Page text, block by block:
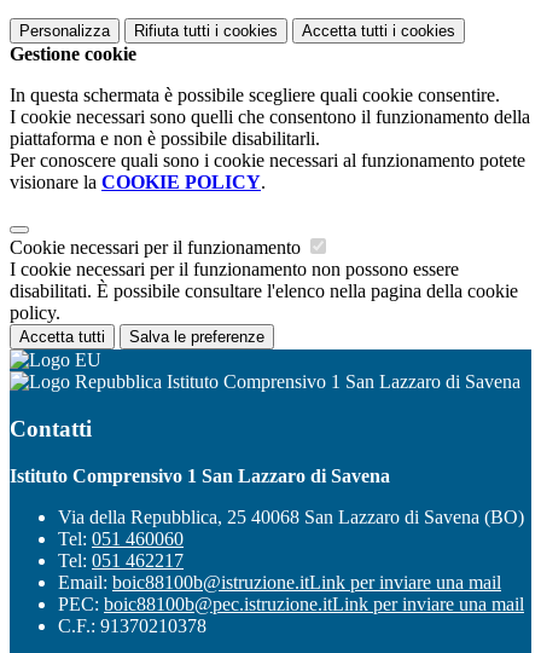
Personalizza Rifiuta tutti i cookies Accetta tutti i cookies
Gestione cookie
In questa schermata è possibile scegliere quali cookie consentire.
I cookie necessari sono quelli che consentono il funzionamento della
piattaforma e non è possibile disabilitarli.
Per conoscere quali sono i cookie necessari al funzionamento potete
visionare la COOKIE POLICY.
Cookie necessari per il funzionamento
I cookie necessari per il funzionamento non possono essere
disabilitati. È possibile consultare l'elenco nella pagina della cookie
policy.
Accetta tutti Salva le preferenze
Istituto Comprensivo 1 San Lazzaro di Savena
Contatti
Istituto Comprensivo 1 San Lazzaro di Savena
Via della Repubblica, 25 40068 San Lazzaro di Savena (BO)
Tel: 051 460060
Tel: 051 462217
Email: boic88100b@istruzione.itLink per inviare una mail
PEC: boic88100b@pec.istruzione.itLink per inviare una mail
C.F.: 91370210378